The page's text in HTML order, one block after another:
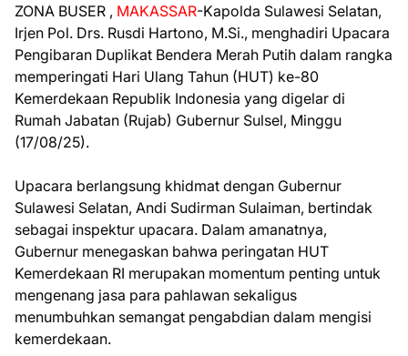
ZONA BUSER , MAKASSAR-Kapolda Sulawesi Selatan,
Irjen Pol. Drs. Rusdi Hartono, M.Si., menghadiri Upacara
Pengibaran Duplikat Bendera Merah Putih dalam rangka
memperingati Hari Ulang Tahun (HUT) ke-80
Kemerdekaan Republik Indonesia yang digelar di
Rumah Jabatan (Rujab) Gubernur Sulsel, Minggu
(17/08/25).
Upacara berlangsung khidmat dengan Gubernur
Sulawesi Selatan, Andi Sudirman Sulaiman, bertindak
sebagai inspektur upacara. Dalam amanatnya,
Gubernur menegaskan bahwa peringatan HUT
Kemerdekaan RI merupakan momentum penting untuk
mengenang jasa para pahlawan sekaligus
menumbuhkan semangat pengabdian dalam mengisi
kemerdekaan.